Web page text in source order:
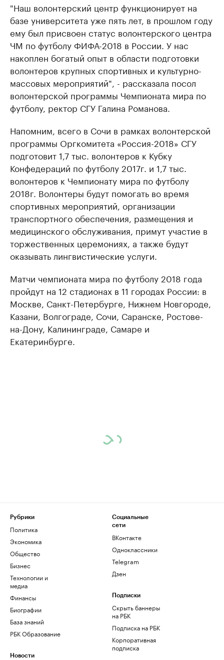
"Наш волонтерский центр функционирует на
базе университета уже пять лет, в прошлом году
ему был присвоен статус волонтерского центра
ЧМ по футболу ФИФА-2018 в России. У нас
накоплен богатый опыт в области подготовки
волонтеров крупных спортивных и культурно-
массовых мероприятий", - рассказала посол
волонтерской программы Чемпионата мира по
футболу, ректор СГУ Галина Романова.
Напомним, всего в Сочи в рамках волонтерской
программы Оргкомитета «Россия-2018» СГУ
подготовит 1,7 тыс. волонтеров к Кубку
Конфедераций по футболу 2017г. и 1,7 тыс.
волонтеров к Чемпионату мира по футболу
2018г. Волонтеры будут помогать во время
спортивных мероприятий, организации
транспортного обеспечения, размещения и
медицинского обслуживания, примут участие в
торжественных церемониях, а также будут
оказывать лингвистические услуги.
Матчи чемпионата мира по футболу 2018 года
пройдут на 12 стадионах в 11 городах России: в
Москве, Санкт-Петербурге, Нижнем Новгороде,
Казани, Волгограде, Сочи, Саранске, Ростове-
на-Дону, Калининграде, Самаре и
Екатеринбурге.
Рубрики
Политика
Экономика
Общество
Бизнес
Технологии и
медиа
Финансы
Биографии
База знаний
РБК Образование
Новости
Социальные
сети
ВКонтакте
Одноклассники
Telegram
Дзен
Подписки
Скрыть баннеры
на РБК
Подписка на РБК
Корпоративная
подписка